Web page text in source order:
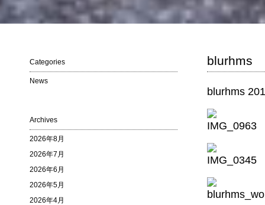
blurhms
blurhms
Categories
News
Archives
2026年8月
2026年7月
2026年6月
2026年5月
2026年4月